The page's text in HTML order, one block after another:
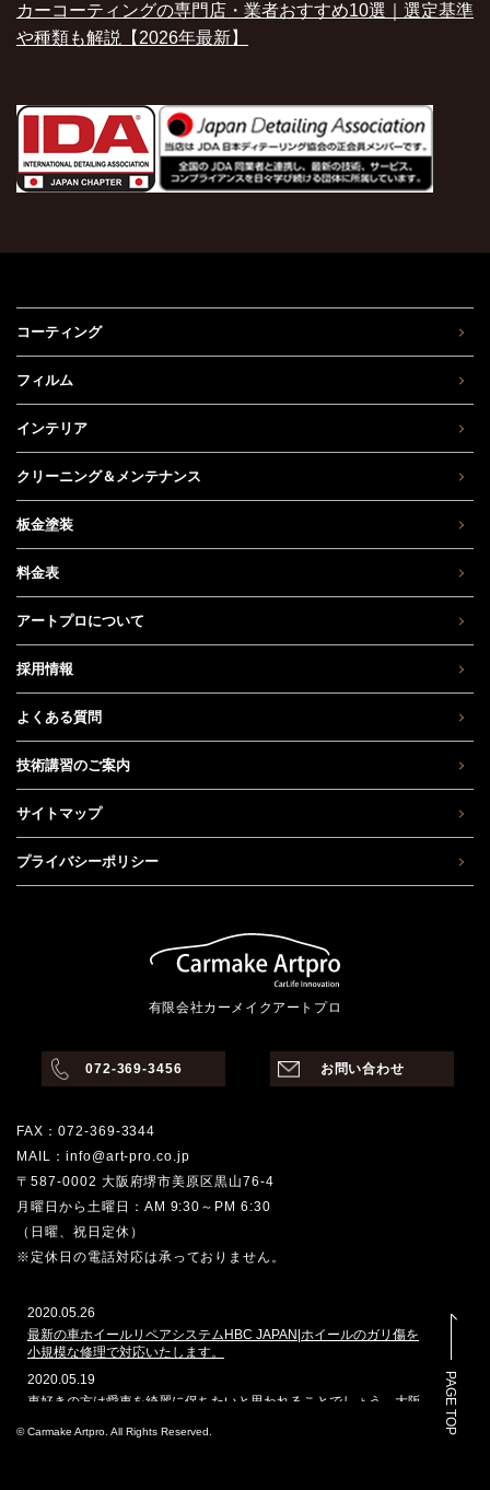
カーコーティングの専門店・業者おすすめ10選｜選定基準
や種類も解説【2026年最新】
コーティング
フィルム
インテリア
クリーニング＆メンテナンス
板金塗装
料金表
アートプロについて
採用情報
よくある質問
技術講習のご案内
サイトマップ
プライバシーポリシー
有限会社カーメイクアートプロ
072-369-3456 お問い合わせ
FAX：072-369-3344
MAIL：info@art-pro.co.jp
〒587-0002 大阪府堺市美原区黒山76-4
月曜日から土曜日：AM 9:30～PM 6:30
（日曜、祝日定休）
※定休日の電話対応は承っておりません。
2020.05.26
最新の車ホイールリペアシステムHBC JAPAN|ホイールのガリ傷を
小規模な修理で対応いたします。
2020.05.19
車好きの方は愛車を綺麗に保ちたいと思われることでしょう。大阪
ートプロは、ガラスコーティングや車磨きのプロショップとして、
PAGE TOP
© Carmake Artpro. All Rights Reserved.